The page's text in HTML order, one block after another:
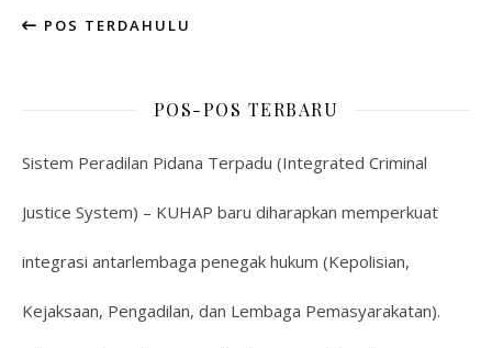
POS TERDAHULU
POS-POS TERBARU
Sistem Peradilan Pidana Terpadu (Integrated Criminal
Justice System) – KUHAP baru diharapkan memperkuat
integrasi antarlembaga penegak hukum (Kepolisian,
Kejaksaan, Pengadilan, dan Lembaga Pemasyarakatan).